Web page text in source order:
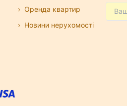
Оренда квартир
Новини нерухомості